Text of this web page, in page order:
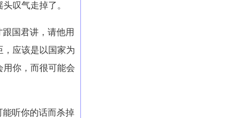
叹气走掉了。
国君讲，请他用
，应该是以国家为
用你，而很可能会
能听你的话而杀掉